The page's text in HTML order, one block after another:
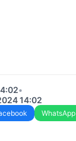
•
14:02
WhatsApp